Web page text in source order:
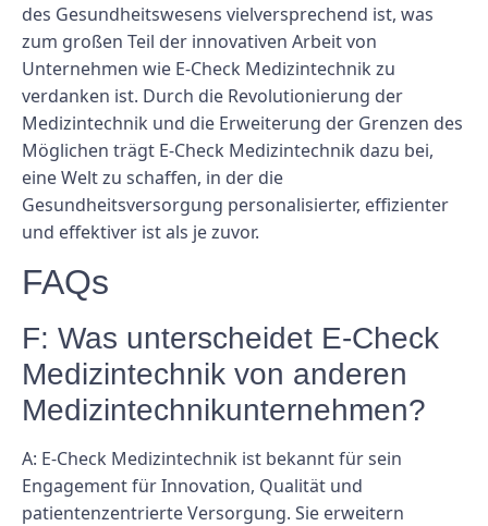
des Gesundheitswesens vielversprechend ist, was
zum großen Teil der innovativen Arbeit von
Unternehmen wie E-Check Medizintechnik zu
verdanken ist. Durch die Revolutionierung der
Medizintechnik und die Erweiterung der Grenzen des
Möglichen trägt E-Check Medizintechnik dazu bei,
eine Welt zu schaffen, in der die
Gesundheitsversorgung personalisierter, effizienter
und effektiver ist als je zuvor.
FAQs
F: Was unterscheidet E-Check
Medizintechnik von anderen
Medizintechnikunternehmen?
A: E-Check Medizintechnik ist bekannt für sein
Engagement für Innovation, Qualität und
patientenzentrierte Versorgung. Sie erweitern